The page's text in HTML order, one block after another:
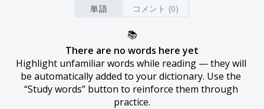
単語 コメント (0)
📚
There are no words here yet
Highlight unfamiliar words while reading — they will
be automatically added to your dictionary. Use the
“Study words” button to reinforce them through
practice.